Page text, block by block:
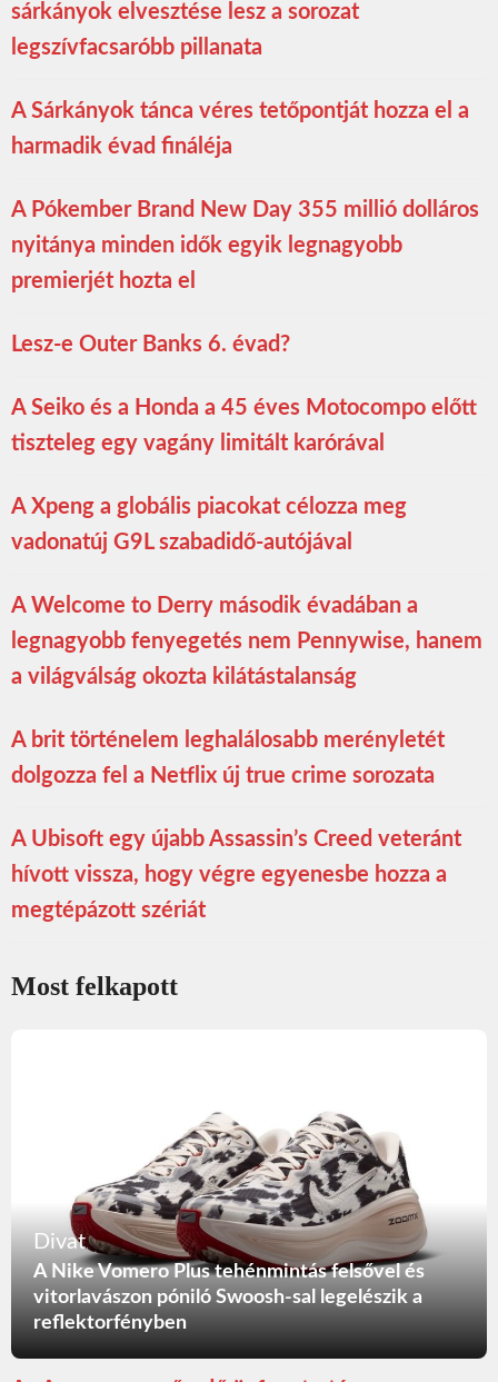
sárkányok elvesztése lesz a sorozat
legszívfacsaróbb pillanata
A Sárkányok tánca véres tetőpontját hozza el a
harmadik évad fináléja
A Pókember Brand New Day 355 millió dolláros
nyitánya minden idők egyik legnagyobb
premierjét hozta el
Lesz-e Outer Banks 6. évad?
A Seiko és a Honda a 45 éves Motocompo előtt
tiszteleg egy vagány limitált karórával
A Xpeng a globális piacokat célozza meg
vadonatúj G9L szabadidő-autójával
A Welcome to Derry második évadában a
legnagyobb fenyegetés nem Pennywise, hanem
a világválság okozta kilátástalanság
A brit történelem leghalálosabb merényletét
dolgozza fel a Netflix új true crime sorozata
A Ubisoft egy újabb Assassin’s Creed veteránt
hívott vissza, hogy végre egyenesbe hozza a
megtépázott szériát
Most felkapott
Divat
A Nike Vomero Plus tehénmintás felsővel és
vitorlavászon póniló Swoosh-sal legelészik a
reflektorfényben